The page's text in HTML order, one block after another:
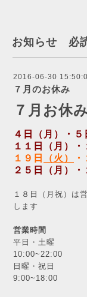
お知らせ 必
2016-06-30
７月のお休み
７月お休
４日（月）・５
１１日（月）・
１９日
（火）
２５日（月）・
１８日（月祝）は
します
営業時間
平日・土曜
10:00~22:00
日曜・祝日
9:00~18:00